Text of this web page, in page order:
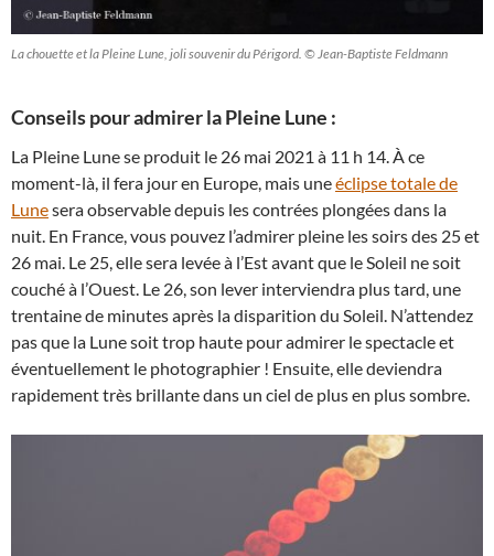
La chouette et la Pleine Lune, joli souvenir du Périgord. © Jean-Baptiste Feldmann
Conseils pour admirer la Pleine Lune :
La Pleine Lune se produit le 26 mai 2021 à 11 h 14. À ce
moment-là, il fera jour en Europe, mais uneéclipse totale de
Lunesera observable depuis les contrées plongées dans la
nuit. En France, vous pouvez l’admirer pleine les soirs des 25 et
26 mai. Le 25, elle sera levée à l’Est avant que le Soleil ne soit
couché à l’Ouest. Le 26, son lever interviendra plus tard, une
trentaine de minutes après la disparition du Soleil. N’attendez
pas que la Lune soit trop haute pour admirer le spectacle et
éventuellement le photographier ! Ensuite, elle deviendra
rapidement très brillante dans un ciel de plus en plus sombre.